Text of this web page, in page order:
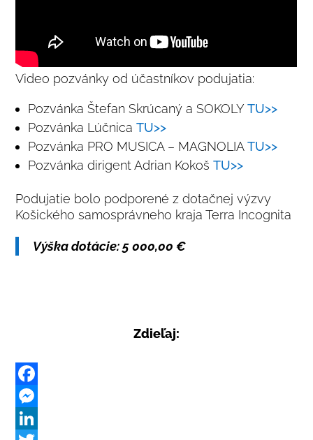
Video pozvánky od účastníkov podujatia:
Pozvánka Štefan Skrúcaný a SOKOLYTU>>
Pozvánka LúčnicaTU>>
Pozvánka PRO MUSICA – MAGNOLIATU>>
Pozvánka dirigent Adrian KokošTU>>
Podujatie bolo podporené z dotačnej výzvy
Košického samosprávneho kraja Terra Incognita
Výška dotácie: 5 000,00 €
Zdieľaj: